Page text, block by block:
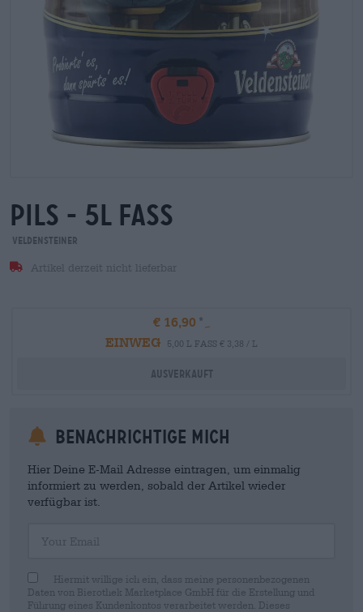
Pils - 5l fass
Veldensteiner
Artikel derzeit nicht lieferbar
€ 16,90
EINWEG
5,00 L FASS € 3,38 / L
Ausverkauft
Benachrichtige mich
Hier Deine E-Mail Adresse eintragen, um einmalig
informiert zu werden, sobald der Artikel wieder
verfügbar ist.
Hiermit willige ich ein, dass meine personenbezogenen
Daten von Bierothek Marketplace GmbH für die Erstellung und
Führung eines Kundenkontos verarbeitet werden. Dieses